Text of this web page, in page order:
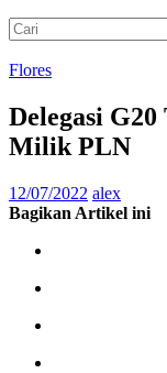
Flores
Delegasi
Milik PLN
12/07/2022 alex
Bagikan Artikel ini